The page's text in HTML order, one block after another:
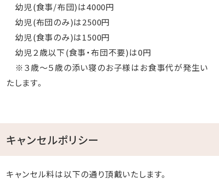
幼児(食事/布団)は4000円
幼児(布団のみ)は2500円
幼児(食事のみ)は1500円
幼児２歳以下(食事・布団不要)は0円
※３歳～５歳の添い寝のお子様はお食事代が発生い
たします。
キャンセルポリシー
キャンセル料は以下の通り頂戴いたします。